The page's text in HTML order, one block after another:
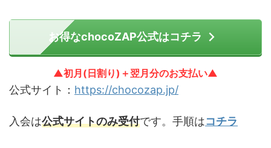
お得なchocoZAP公式はコチラ
▲初月(日割り)＋翌月分のお支払い▲
公式サイト： https://chocozap.jp/
入会は公式サイトのみ受付です。手順はコチラ